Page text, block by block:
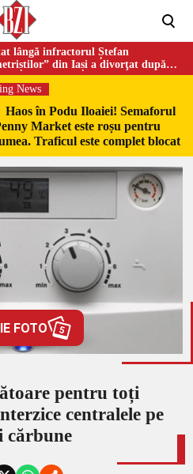
lângă infractorul Ștefan
din Iași a divorţat după
News
Haos în Podu Iloaiei! Semaforul
Market este roșu pentru
Traficul este complet blocat
FOTO 5
pentru toți
centralele pe
cărbune